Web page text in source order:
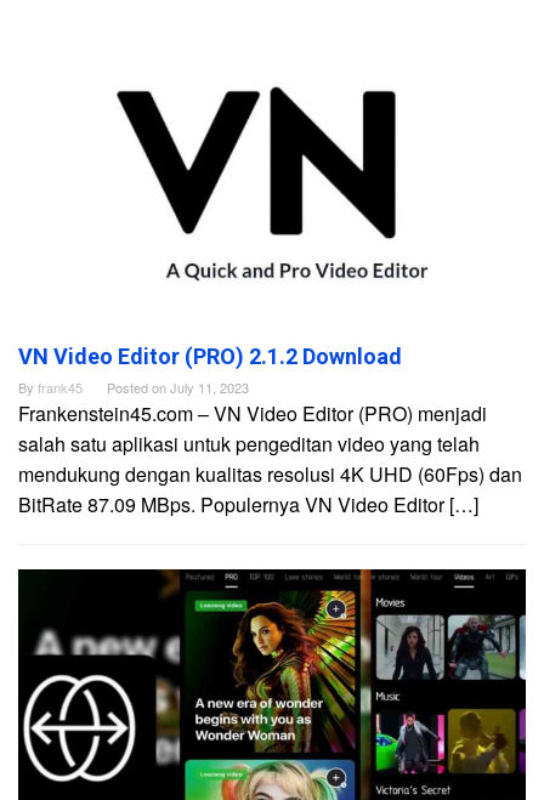
VN Video Editor (PRO) 2.1.2 Download
By frank45 Posted onJuly 11, 2023
Frankenstein45.com – VN Video Editor (PRO) menjadi
salah satu aplikasi untuk pengeditan video yang telah
mendukung dengan kualitas resolusi 4K UHD (60Fps) dan
BitRate 87.09 MBps. Populernya VN Video Editor […]